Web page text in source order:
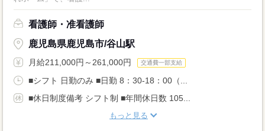
看護師・准看護師
鹿児島県鹿児島市/谷山駅
月給211,000円～261,000円 交通費一部支給
■シフト 日勤のみ ■日勤 8：30-18：00（...
■休日制度備考 シフト制 ■年間休日数 105...
もっと見る